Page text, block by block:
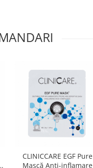
CLINICCARE EGF Pure
Mască Anti-inflamare